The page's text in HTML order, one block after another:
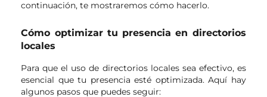
continuación, te mostraremos cómo hacerlo.
Cómo optimizar tu presencia en directorios
locales
Para que el uso de directorios locales sea efectivo, es
esencial que tu presencia esté optimizada. Aquí hay
algunos pasos que puedes seguir: